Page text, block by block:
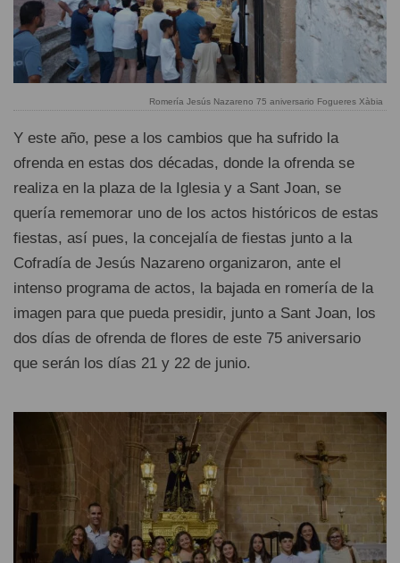
Romería Jesús Nazareno 75 aniversario Fogueres Xàbia
Y este año, pese a los cambios que ha sufrido la
ofrenda en estas dos décadas, donde la ofrenda se
realiza en la plaza de la Iglesia y a Sant Joan, se
quería rememorar uno de los actos históricos de estas
fiestas, así pues, la concejalía de fiestas junto a la
Cofradía de Jesús Nazareno organizaron, ante el
intenso programa de actos, la bajada en romería de la
imagen para que pueda presidir, junto a Sant Joan, los
dos días de ofrenda de flores de este 75 aniversario
que serán los días 21 y 22 de junio.